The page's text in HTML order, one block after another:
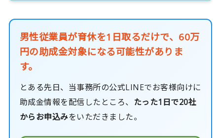
男性従業員が育休を1日取るだけで、60万
円の助成金対象になる可能性がありま
す。
とある先日、当事務所の公式LINEでお客様向けに
助成金情報を配信したところ、 たった1日で20社
からお申込みをいただきました。